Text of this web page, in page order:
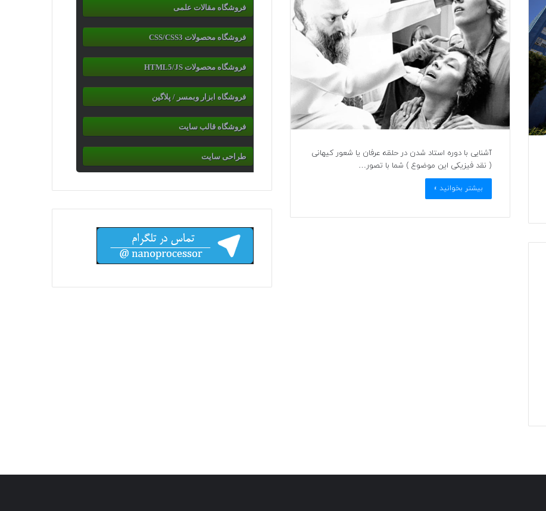
آشنایی با دوره استاد شدن در حلقه عرفان یا شعور کیهانی
( نقد فیزیکی این موضوع ) شما با تصور…
بیشتر بخوانید »
فروشگاه مقالات علمی
فروشگاه محصولات CSS/CSS3
فروشگاه محصولات HTML5/JS
فروشگاه ابزار وبمسر / پلاگین
فروشگاه قالب سایت
طراحی سایت